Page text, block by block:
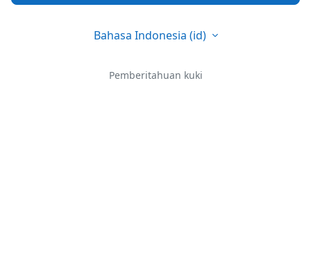
Bahasa Indonesia ‎(id)‎
Pemberitahuan kuki